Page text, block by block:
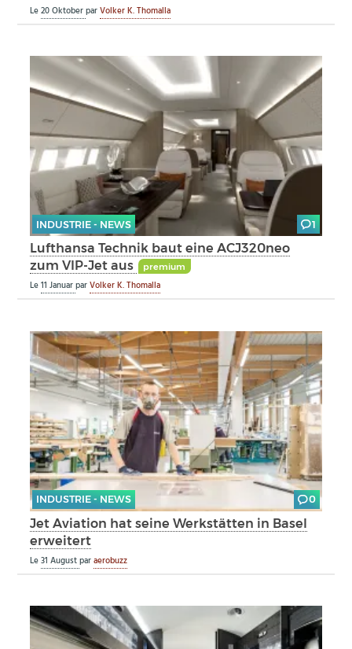
Le20 OktoberparVolker K. Thomalla
INDUSTRIE - NEWS 1
Lufthansa Technik baut eine ACJ320neo
zum VIP-Jet aus
premium
Le11 JanuarparVolker K. Thomalla
INDUSTRIE - NEWS 0
Jet Aviation hat seine Werkstätten in Basel
erweitert
Le31 Augustparaerobuzz